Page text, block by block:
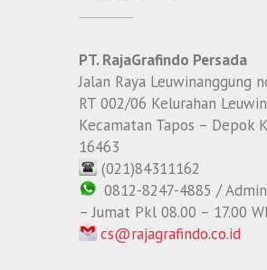
PT. RajaGrafindo Persada
Jalan Raya Leuwinanggung
RT 002/06 Kelurahan
Kecamatan Tapos – Depok
16463
(021)84311162
0812-8247-4885 /
– Jumat Pkl 08.00 – 17.00
cs@rajagrafindo.co.id